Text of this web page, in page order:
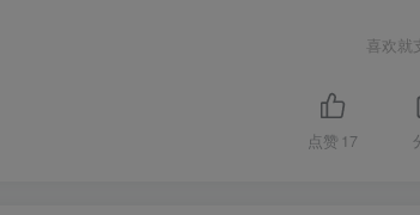
喜欢就
点赞 17